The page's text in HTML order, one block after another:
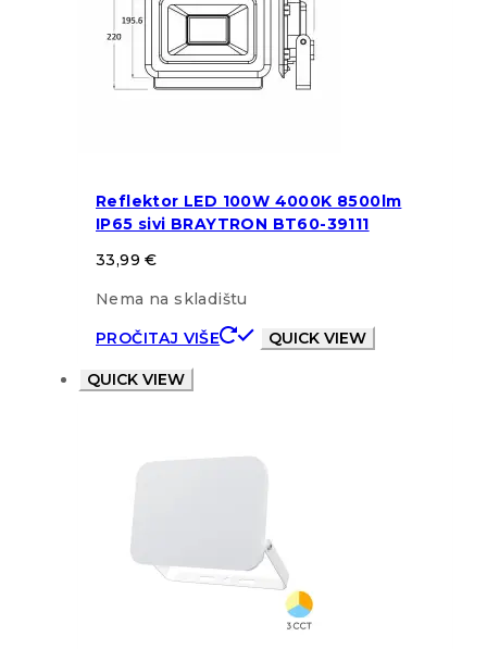
Reflektor LED 100W 4000K 8500lm
IP65 sivi BRAYTRON BT60-39111
33,99€
Nema na skladištu
PROČITAJ VIŠE
QUICK VIEW
QUICK VIEW